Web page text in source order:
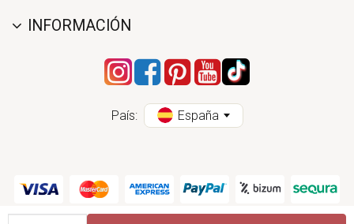
INFORMACIÓN
País: España